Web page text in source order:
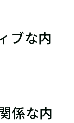
ブな内
係な内